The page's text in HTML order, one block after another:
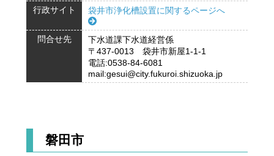
行政サイト 袋井市浄化槽設置に関するページへ
問合せ先
下水道課下水道経営係
〒437-0013 袋井市新屋1-1-1
電話:0538-84-6081
mail:gesui@city.fukuroi.shizuoka.jp
磐田市